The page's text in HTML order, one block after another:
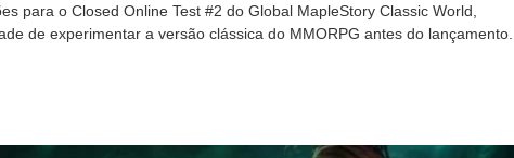
para o Closed Online Test #2 do Global MapleStory Classic World,
de experimentar a versão clássica do MMORPG antes do lançamento.